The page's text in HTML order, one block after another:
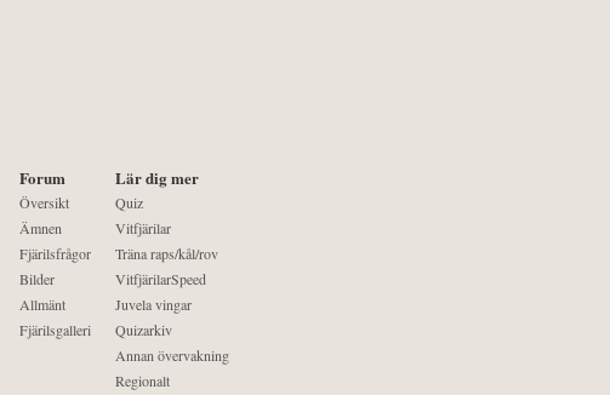
Forum
Översikt
Ämnen
Fjärilsfrågor
Bilder
Allmänt
Fjärilsgalleri
Lär dig mer
Quiz
Vitfjärilar
Träna raps/kål/rov
VitfjärilarSpeed
Juvela vingar
Quizarkiv
Annan övervakning
Regionalt